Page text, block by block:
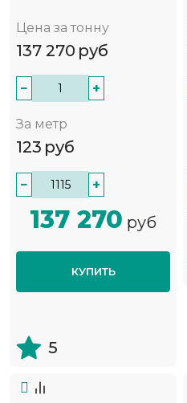
Цена за тонну
137 270 руб
− +
За метр
123 руб
− +
137 270 руб
КУПИТЬ
5